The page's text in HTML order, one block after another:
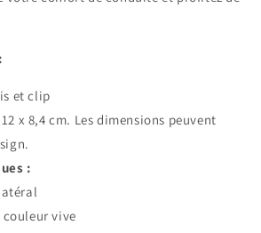
et clip
12 x 8,4 cm. Les dimensions peuvent
:
couleur vive